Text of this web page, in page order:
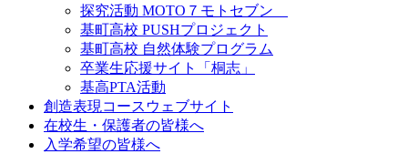
探究活動 MOTO７モトセブン
基町高校 PUSHプロジェクト
基町高校 自然体験プログラム
卒業生応援サイト「桐志」
基高PTA活動
創造表現コースウェブサイト
在校生・保護者の皆様へ
入学希望の皆様へ